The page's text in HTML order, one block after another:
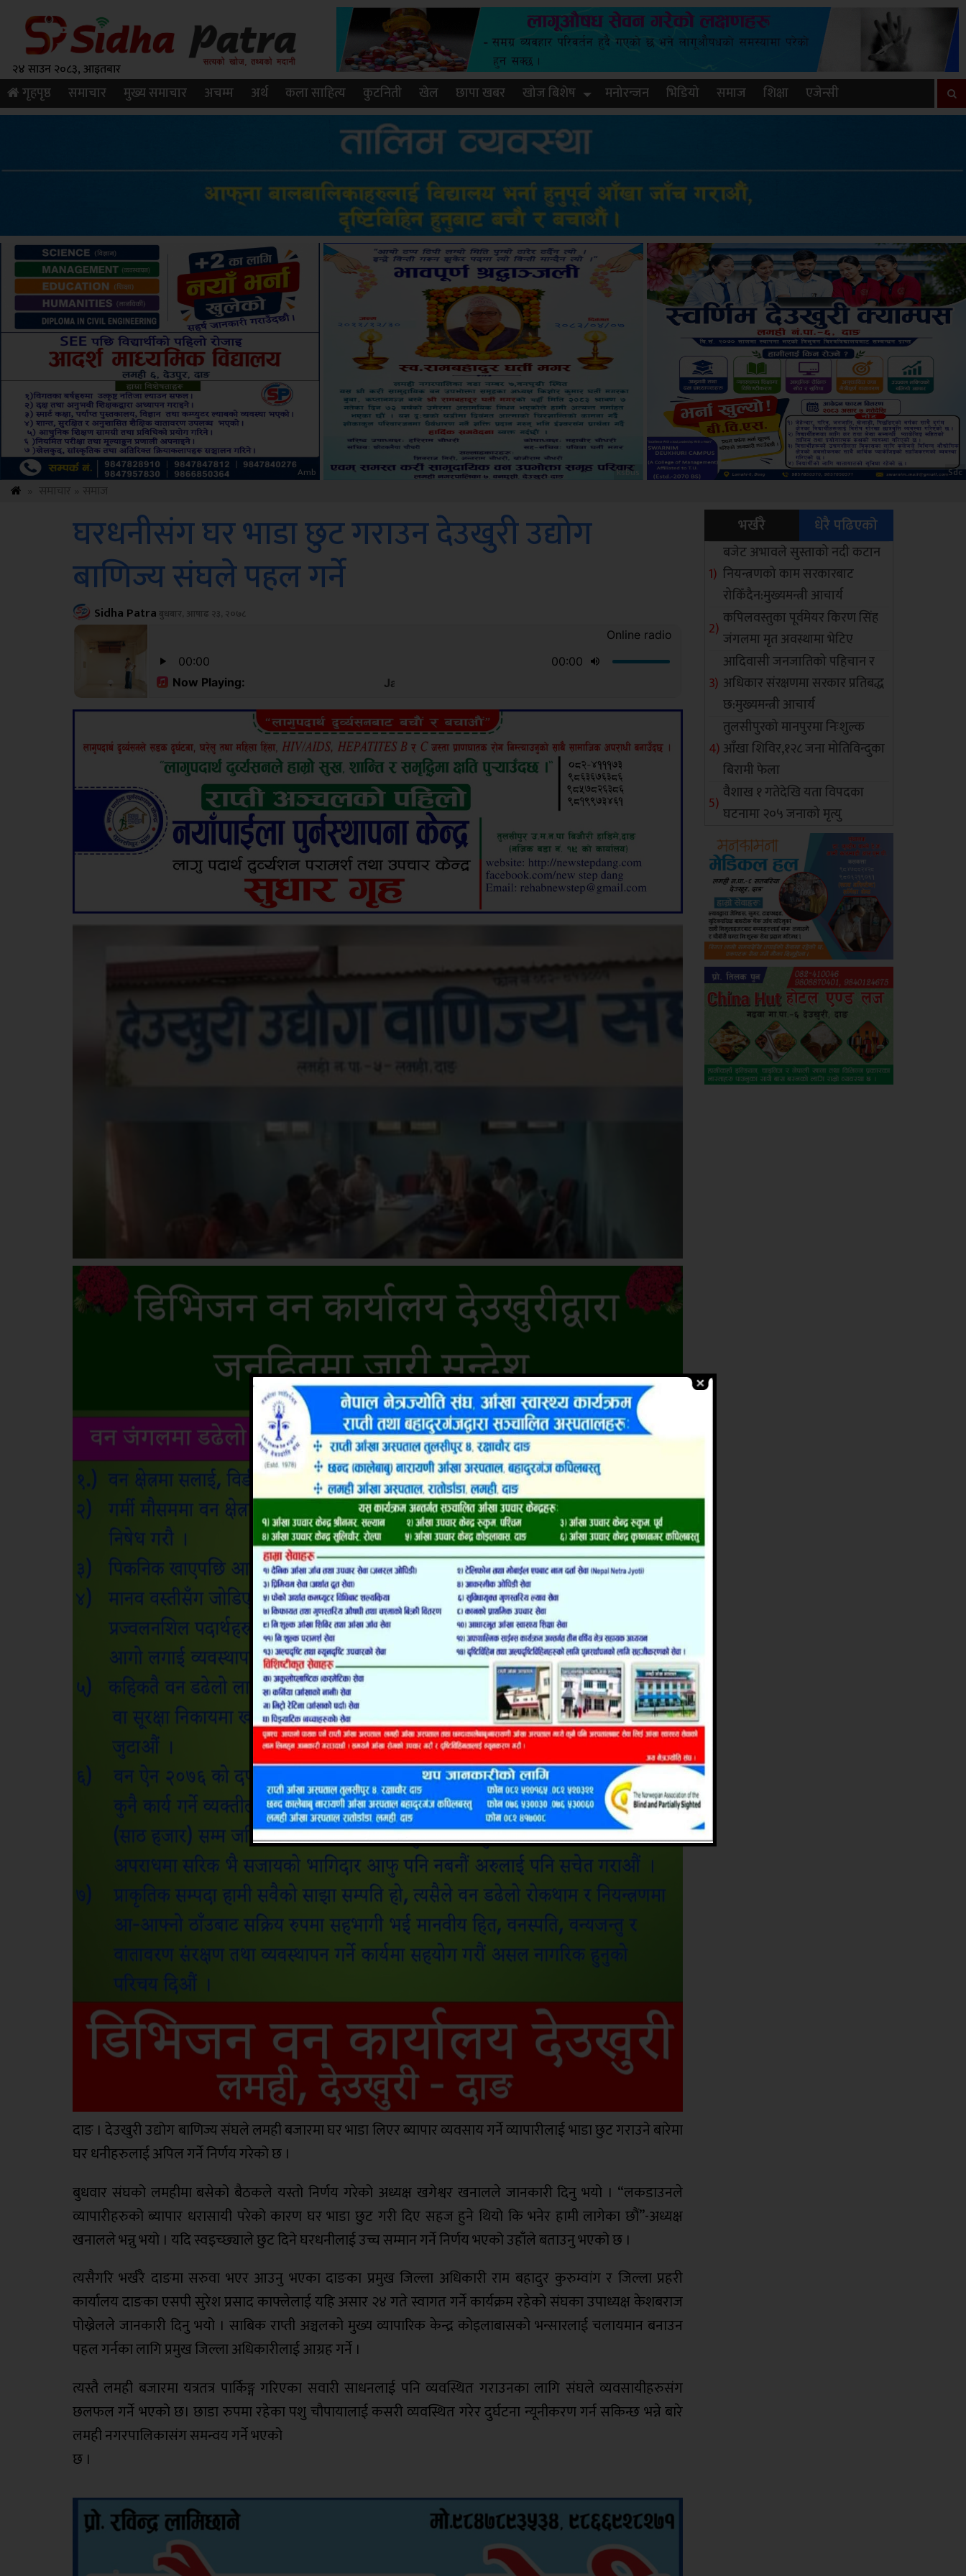
२४ साउन २०८३, आइतबार
गृहपृष्ठ समाचार मुख्य समाचार अचम्म अर्थ कला साहित्य कुटनिती खेल छापा खबर खोज बिशेष मनोरन्जन भिडियो समाज शिक्षा एजेन्सी
ksbus Sdc Amb
घरधनीसंग घर भाडा छुट गराउन देउखुरी उद्योग
बाणिज्य संघले पहल गर्ने
Sidha Patraबुधबार, आषाढ २३, २०७८
दाङ । देउखुरी उद्योग बाणिज्य संघले लमही बजारमा घर भाडा लिएर ब्यापार व्यवसाय गर्ने व्यापारीलाई भाडा छुट गराउने बारेमा
घर धनीहरुलाई अपिल गर्ने निर्णय गरेको छ ।
बुधवार संघको लमहीमा बसेको बैठकले यस्तो निर्णय गरेको अध्यक्ष खगेश्वर खनालले जानकारी दिनु भयो । “लकडाउनले
व्यापारीहरुको ब्यापार धरासायी परेको कारण घर भाडा छुट गरी दिए सहज हुने थियो कि भनेर हामी लागेका छौं”-अध्यक्ष
खनालले भन्नु भयो । यदि स्वइच्छ्याले छुट दिने घरधनीलाई उच्च सम्मान गर्ने निर्णय भएको उहाँले बताउनु भएको छ ।
त्यसैगरि भर्खरै दाङमा सरुवा भएर आउनु भएका दाङका प्रमुख जिल्ला अधिकारी राम बहादुर कुरुम्वांग र जिल्ला प्रहरी
कार्यालय दाङका एसपी सुरेश प्रसाद काफ्लेलाई यहि असार २४ गते स्वागत गर्ने कार्यक्रम रहेको संघका उपाध्यक्ष केशबराज
पोख्रेलले जानकारी दिनु भयो । साबिक राप्ती अञ्चलको मुख्य व्यापारिक केन्द्र कोइलाबासको भन्सारलाई चलायमान बनाउन
पहल गर्नका लागि प्रमुख जिल्ला अधिकारीलाई आग्रह गर्ने ।
त्यस्तै लमही बजारमा यत्रतत्र पार्किङ्ग गरिएका सवारी साधनलाई पनि व्यवस्थित गराउनका लागि संघले व्यवसायीहरुसंग
छलफल गर्ने भएको छ। छाडा रुपमा रहेका पशु चौपायालाई कसरी व्यवस्थित गरेर दुर्घटना न्यूनीकरण गर्न सकिन्छ भन्ने बारे
लमही नगरपालिकासंग समन्वय गर्ने भएको
छ ।
भर्खरै धेरै पढिएको
बजेट अभावले सुस्ताको नदी कटान
नियन्त्रणको काम सरकारबाट
रोकिँदैन:मुख्यमन्त्री आचार्य
कपिलवस्तुका पूर्वमेयर किरण सिंह
जंगलमा मृत अवस्थामा भेटिए
आदिवासी जनजातिको पहिचान र
अधिकार संरक्षणमा सरकार प्रतिबद्ध
छ:मुख्यमन्त्री आचार्य
तुलसीपुरको मानपुरमा निःशुल्क
आँखा शिविर,१२८ जना मोतिविन्दुका
बिरामी फेला
वैशाख १ गतेदेखि यता विपदका
घटनामा २०५ जनाको मृत्यु